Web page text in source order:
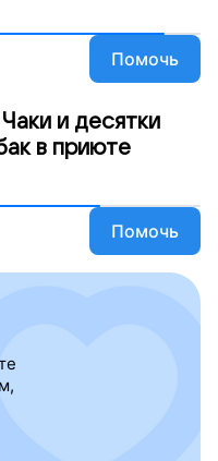
Помочь
и десятки
в приюте
Помочь